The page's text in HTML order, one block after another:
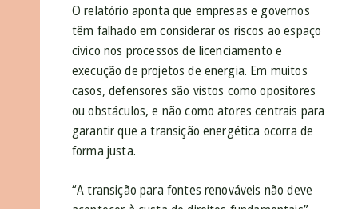
O relatório aponta que empresas e governos
têm falhado em considerar os riscos ao espaço
cívico nos processos de licenciamento e
execução de projetos de energia. Em muitos
casos, defensores são vistos como opositores
ou obstáculos, e não como atores centrais para
garantir que a transição energética ocorra de
forma justa.
“A transição para fontes renováveis não deve